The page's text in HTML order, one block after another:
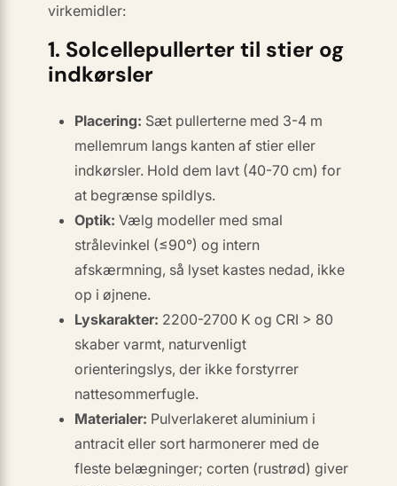
virkemidler:
1. Solcellepullerter til stier og
indkørsler
Placering: Sæt pullerterne med 3-4 m
mellemrum langs kanten af stier eller
indkørsler. Hold dem lavt (40-70 cm) for
at begrænse spildlys.
Optik: Vælg modeller med smal
strålevinkel (≤90°) og intern
afskærmning, så lyset kastes nedad, ikke
op i øjnene.
Lyskarakter: 2200-2700 K og CRI > 80
skaber varmt, naturvenligt
orienteringslys, der ikke forstyrrer
nattesommerfugle.
Materialer: Pulver­lakeret aluminium i
antracit eller sort harmonerer med de
fleste belægninger; corten (rustrød) giver